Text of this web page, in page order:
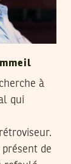
à
qui
de